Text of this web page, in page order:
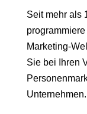
Seit mehr als
Marketing-
Sie bei Ihren
Unternehmen.